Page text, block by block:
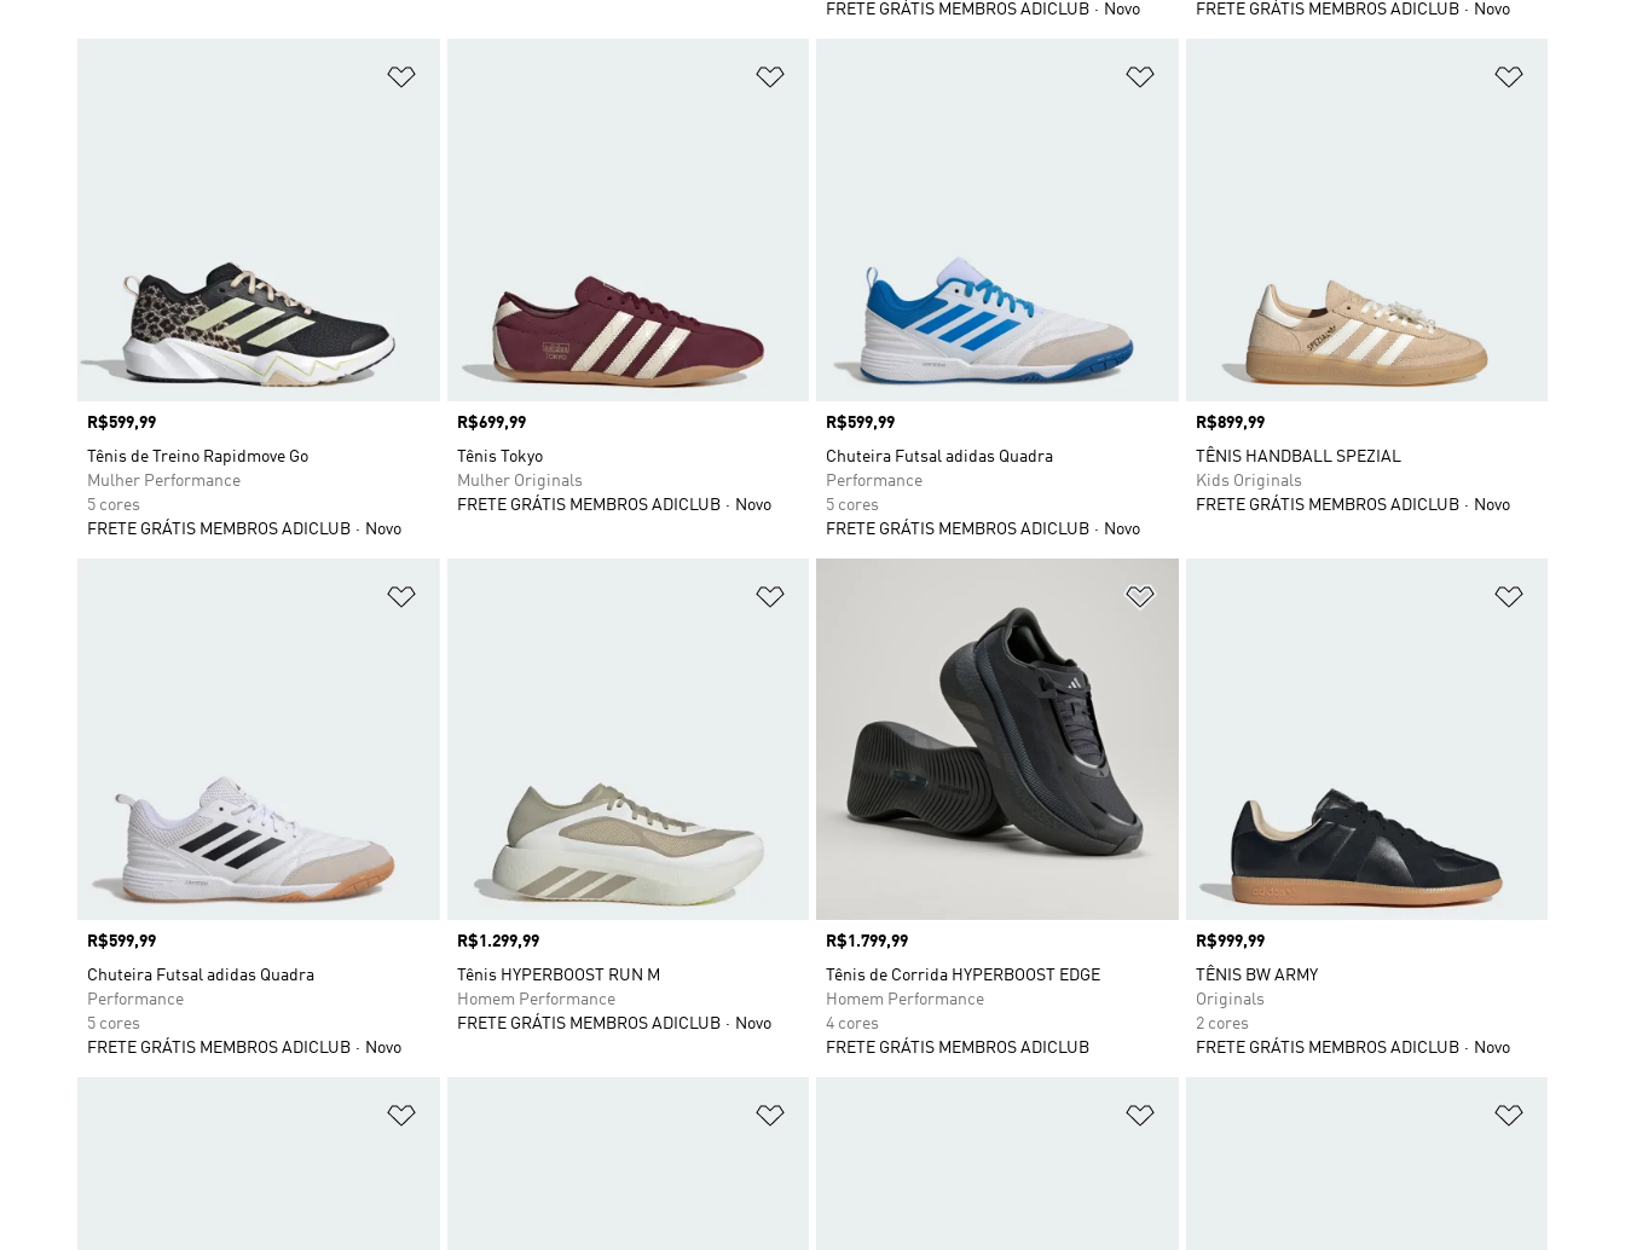
FRETE GRÁTIS MEMBROS ADICLUB
Novo
FRETE GRÁTIS MEMBROS ADICLUB
Novo
Preço
R$599,99
Tênis de Treino Rapidmove Go
Mulher Performance
5 cores
FRETE GRÁTIS MEMBROS ADICLUB
Novo
Preço
R$699,99
Tênis Tokyo
Mulher Originals
FRETE GRÁTIS MEMBROS ADICLUB
Novo
Preço
R$599,99
Chuteira Futsal adidas Quadra
Performance
5 cores
FRETE GRÁTIS MEMBROS ADICLUB
Novo
Preço
R$899,99
TÊNIS HANDBALL SPEZIAL
Kids Originals
FRETE GRÁTIS MEMBROS ADICLUB
Novo
Preço
R$599,99
Chuteira Futsal adidas Quadra
Performance
5 cores
FRETE GRÁTIS MEMBROS ADICLUB
Novo
Preço
R$1.299,99
Tênis HYPERBOOST RUN M
Homem Performance
FRETE GRÁTIS MEMBROS ADICLUB
Novo
Preço
R$1.799,99
Tênis de Corrida HYPERBOOST EDGE
Homem Performance
4 cores
FRETE GRÁTIS MEMBROS ADICLUB
Preço
R$999,99
TÊNIS BW ARMY
Originals
2 cores
FRETE GRÁTIS MEMBROS ADICLUB
Novo